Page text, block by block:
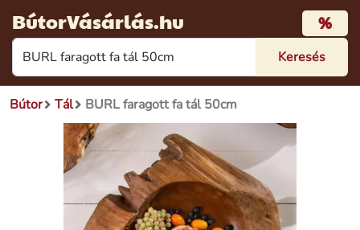
BútorVásárlás.hu %
Bútor Tál BURL faragott fa tál 50cm